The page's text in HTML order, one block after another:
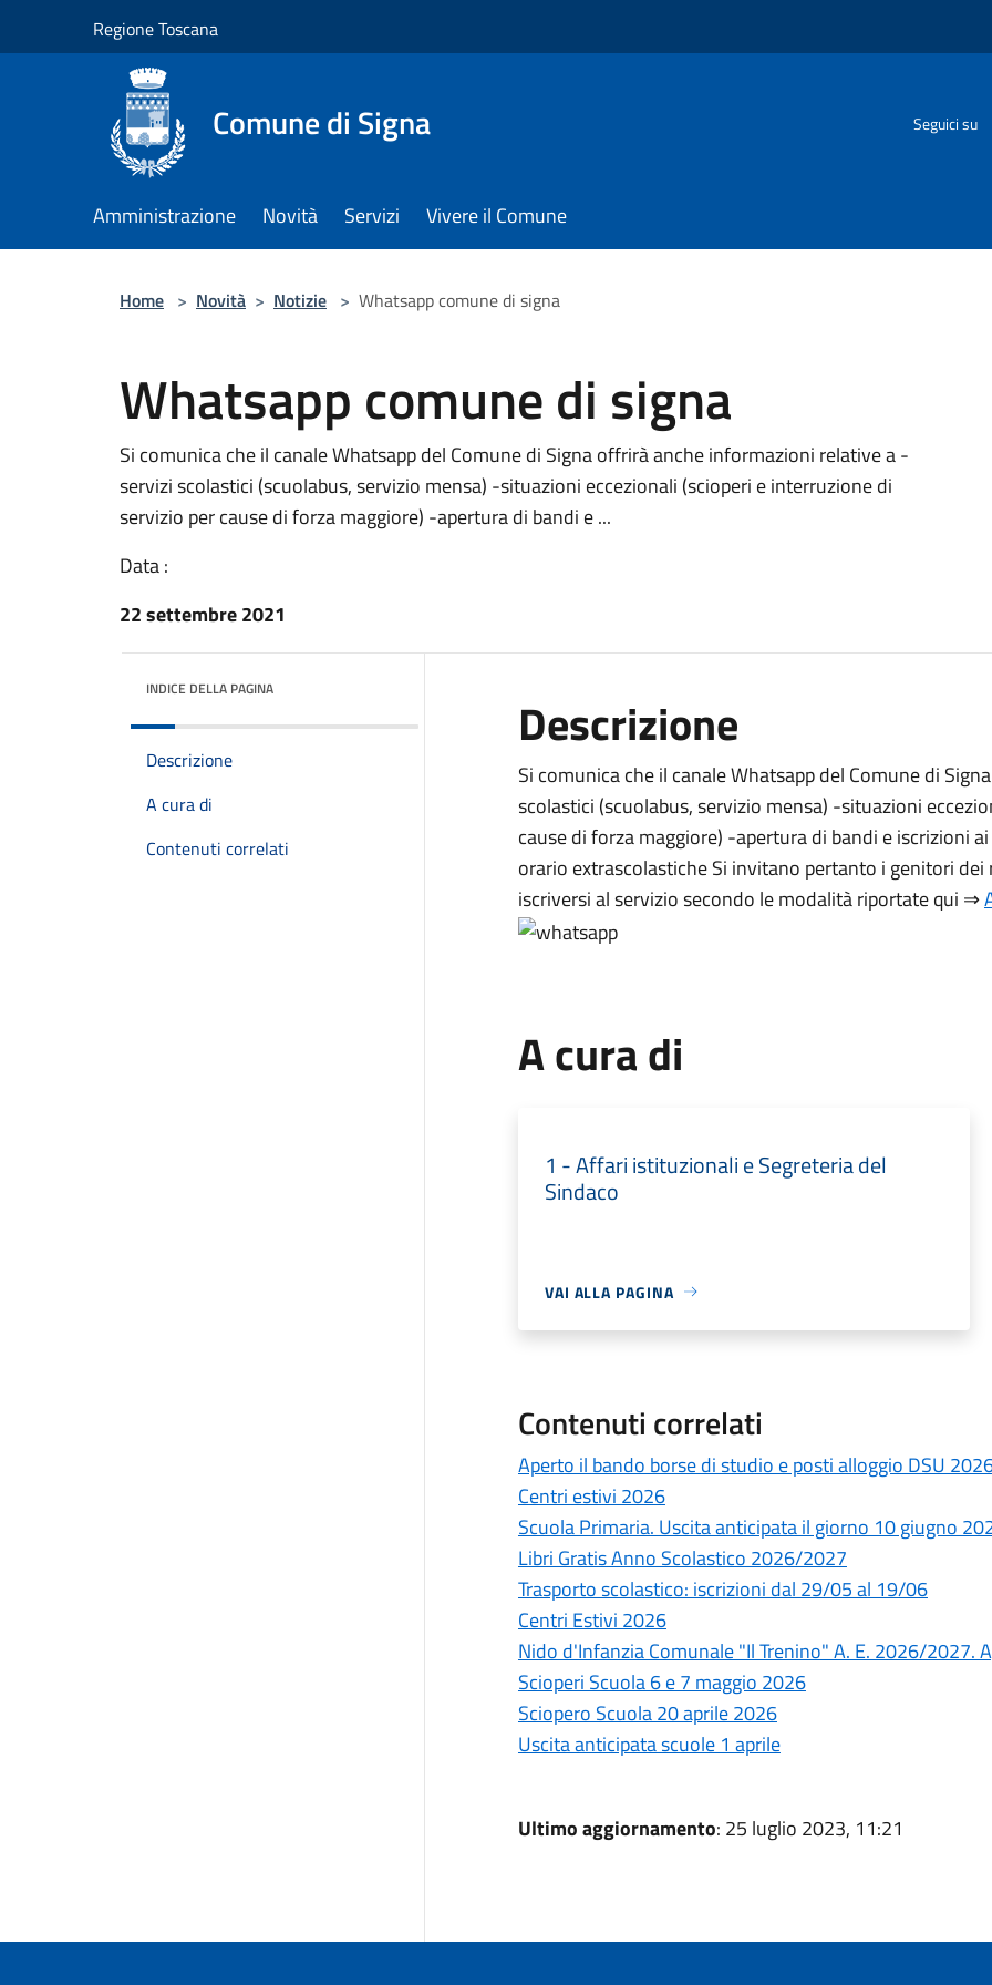
Regione Toscana
Comune di Signa Seguici su
Amministrazione Novità Servizi Vivere il Comune
Home > Novità > Notizie > Whatsapp comune di signa
Whatsapp comune di signa
Si comunica che il canale Whatsapp del Comune di Signa offrirà anche informazioni relative a -
servizi scolastici (scuolabus, servizio mensa) -situazioni eccezionali (scioperi e interruzione di
servizio per cause di forza maggiore) -apertura di bandi e ...
Data :
22 settembre 2021
INDICE DELLA PAGINA
Descrizione
A cura di
Contenuti correlati
Descrizione
Si comunica che il canale Whatsapp del Comune di
scolastici (scuolabus, servizio mensa) -situazioni
cause di forza maggiore) -apertura di bandi e iscrizioni
orario extrascolastiche Si invitano pertanto i genitori
iscriversi al servizio secondo le modalità riportate qui ⇒
A cura di
1 - Affari istituzionali e Segreteria del
Sindaco
VAI ALLA PAGINA
Contenuti correlati
Aperto il bando borse di studio e posti alloggio DSU
Centri estivi 2026
Scuola Primaria. Uscita anticipata il giorno 10 giugno
Libri Gratis Anno Scolastico 2026/2027
Trasporto scolastico: iscrizioni dal 29/05 al 19/06
Centri Estivi 2026
Nido d'Infanzia Comunale "Il Trenino" A. E. 2026/2027.
Scioperi Scuola 6 e 7 maggio 2026
Sciopero Scuola 20 aprile 2026
Uscita anticipata scuole 1 aprile
Ultimo aggiornamento: 25 luglio 2023, 11:21